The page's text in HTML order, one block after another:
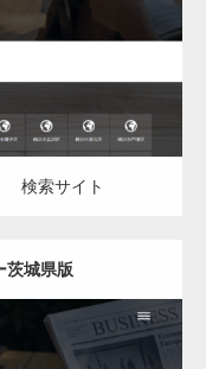
検索サイト
茨城県版
に対応可能な新しい
…
協会がコミュパ.com